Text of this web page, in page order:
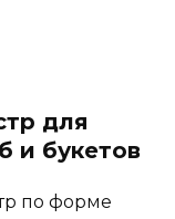
для
и букетов
по форме